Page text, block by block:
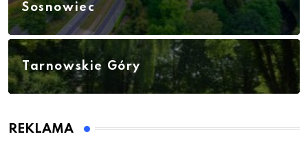
Sosnowiec
Tarnowskie Góry
REKLAMA